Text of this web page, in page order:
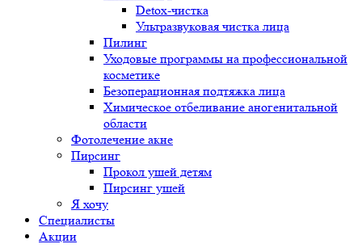
Detox-чистка
Ультразвуковая чистка лица
Пилинг
Уходовые программы на профессиональной
косметике
Безоперационная подтяжка лица
Химическое отбеливание аногенитальной
области
Фотолечение акне
Пирсинг
Прокол ушей детям
Пирсинг ушей
Я хочу
Специалисты
Акции